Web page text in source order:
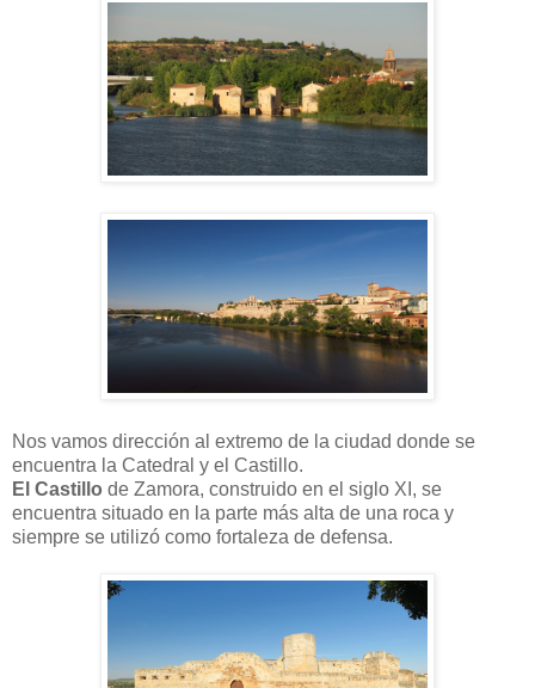
Nos vamos dirección al extremo de la ciudad donde se
encuentra la Catedral y el Castillo.
El Castillo de Zamora, construido en el siglo XI, se
encuentra situado en la parte más alta de una roca y
siempre se utilizó como fortaleza de defensa.